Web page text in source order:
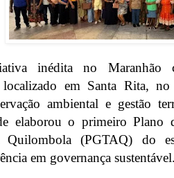
inédita no Maranhão
em Santa Rita, no
ambiental e gestão
elaborou o primeiro Plano
Quilombola (PGTAQ) do
em governança